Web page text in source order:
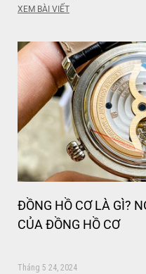
XEM BÀI VIẾT
ĐỒNG HỒ CƠ LÀ GÌ?
CỦA ĐỒNG HỒ CƠ
Tháng 5 24, 2024